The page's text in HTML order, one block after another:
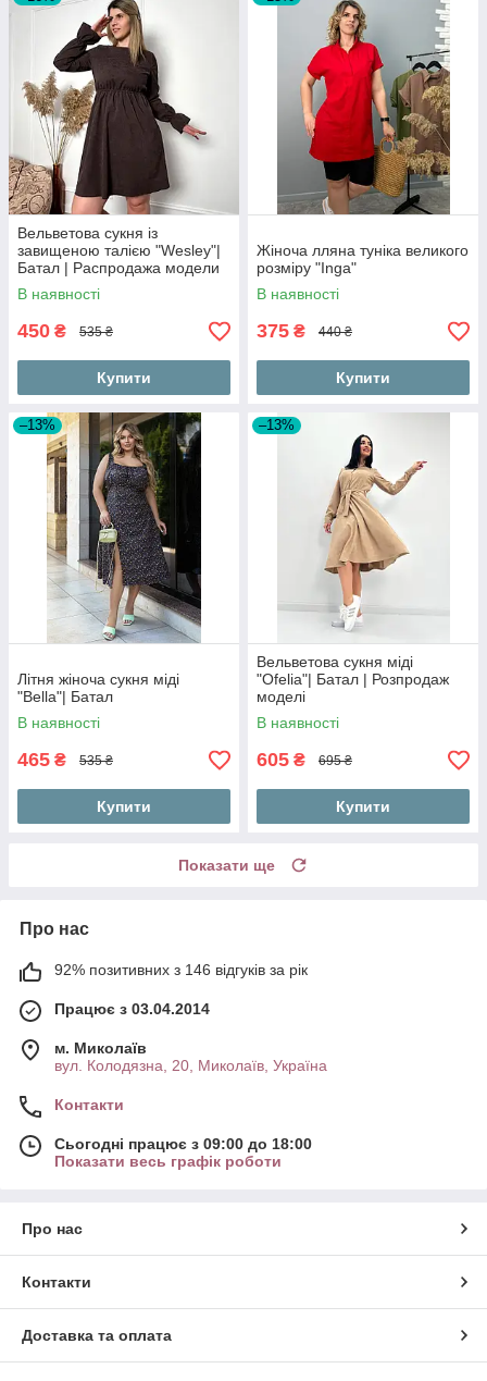
Вельветова сукня із
завищеною талією "Wesley"|
Батал | Распродажа модели
В наявності
450 ₴ 535 ₴
Купити
Жіноча лляна туніка великого
розміру "Inga"
В наявності
375 ₴ 440 ₴
Купити
–13%
Літня жіноча сукня міді
"Bella"| Батал
В наявності
465 ₴ 535 ₴
Купити
–13%
Вельветова сукня міді
"Ofelia"| Батал | Розпродаж
моделі
В наявності
605 ₴ 695 ₴
Купити
Показати ще
Про нас
92% позитивних з 146 відгуків за рік
Працює з 03.04.2014
м. Миколаїв
вул. Колодязна, 20, Миколаїв, Україна
Контакти
Сьогодні працює з 09:00 до 18:00
Показати весь графік роботи
Про нас
Контакти
Доставка та оплата